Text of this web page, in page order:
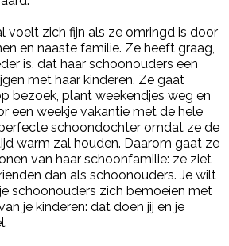
voelt zich fijn als ze omringd is door
en naaste familie. Ze heeft graag,
is, dat haar schoonouders een
met haar kinderen. Ze gaat
bezoek, plant weekendjes weg en
een weekje vakantie met de hele
schoondochter omdat ze de
warm zal houden. Daarom gaat ze
van haar schoonfamilie: ze ziet
dan als schoonouders. Je wilt
schoonouders zich bemoeien met
je kinderen: dat doen jij en je